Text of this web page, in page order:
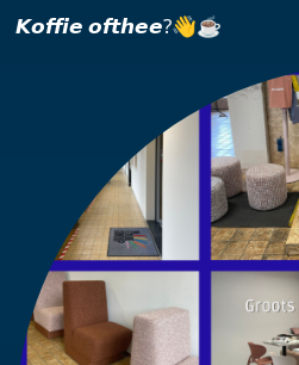
𝙆𝙤𝙛𝙛𝙞𝙚 𝙤𝙛𝙩𝙝𝙚𝙚?👋☕